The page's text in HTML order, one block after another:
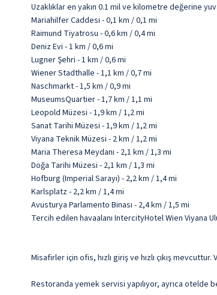
Uzaklıklar en yakın 0.1 mil ve kilometre değerine
Mariahilfer Caddesi - 0,1 km / 0,1 mi
Raimund Tiyatrosu - 0,6 km / 0,4 mi
Deniz Evi - 1 km / 0,6 mi
Lugner Şehri - 1 km / 0,6 mi
Wiener Stadthalle - 1,1 km / 0,7 mi
Naschmarkt - 1,5 km / 0,9 mi
MuseumsQuartier - 1,7 km / 1,1 mi
Leopold Müzesi - 1,9 km / 1,2 mi
Sanat Tarihi Müzesi - 1,9 km / 1,2 mi
Viyana Teknik Müzesi - 2 km / 1,2 mi
Maria Theresa Meydanı - 2,1 km / 1,3 mi
Doğa Tarihi Müzesi - 2,1 km / 1,3 mi
Hofburg (Imperial Sarayı) - 2,2 km / 1,4 mi
Karlsplatz - 2,2 km / 1,4 mi
Avusturya Parlamento Binası - 2,4 km / 1,5 mi
Tercih edilen havaalanı IntercityHotel Wien Viyana
Misafirler için ofis, hızlı giriş ve hızlı çıkış
Restoranda yemek servisi yapılıyor, ayrıca otelde